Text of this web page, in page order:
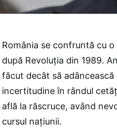
România se confruntă cu
după Revoluţia din 1989.
făcut decât să
incertitudine în rândul
află la răscruce, având
cursul naţiunii.